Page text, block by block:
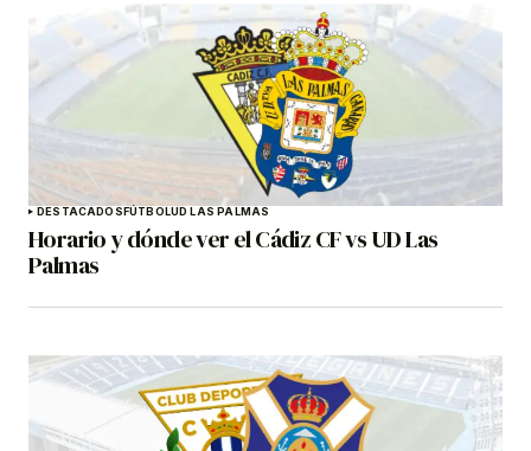
DESTACADOSFÚTBOLUD LAS PALMAS
Horario y dónde ver el Cádiz CF vs UD Las
Palmas